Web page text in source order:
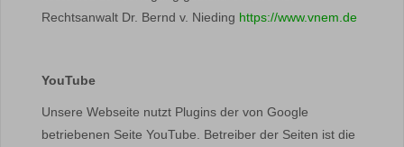
Rechtsanwalt Dr. Bernd v. Nieding https://www.vnem.de
YouTube
Unsere Webseite nutzt Plugins der von Google
betriebenen Seite YouTube. Betreiber der Seiten ist die